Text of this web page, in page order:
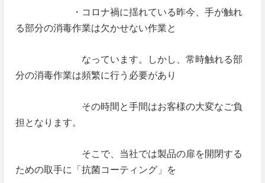
・コロナ禍に揺れている昨今、手が触れ
る部分の消毒作業は欠かせない作業と
なっています。しかし、常時触れる部
分の消毒作業は頻繁に行う必要があり
その時間と手間はお客様の大変なご負
担となります。
そこで、当社では製品の扉を開閉する
ための取手に「抗菌コーティング」を